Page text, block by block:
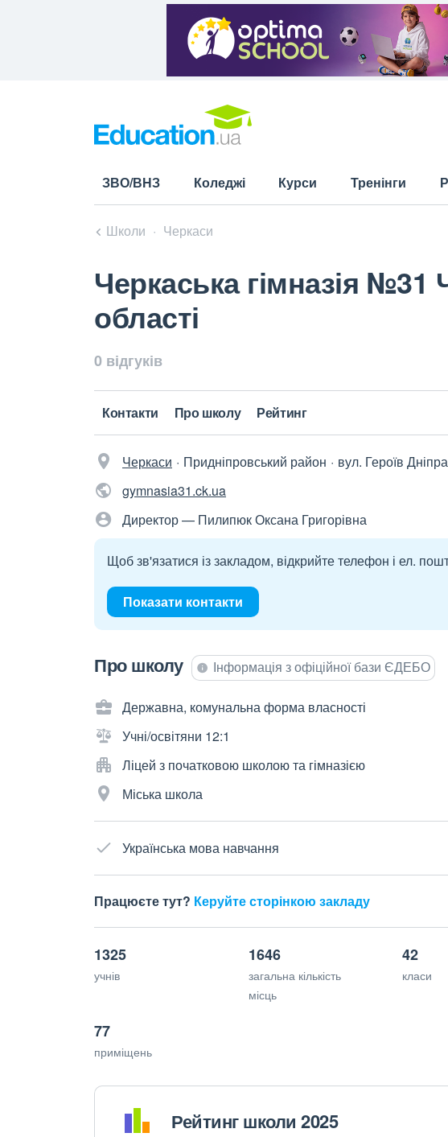
ЗВО/ВНЗ Коледжі Курси Тренінги
Школи Черкаси
Черкаська гімназія №31
області
0 відгуків
Контакти Про школу Рейтинг
Черкаси Придніпровський район вул. Героїв
gymnasia31.ck.ua
Директор — Пилипюк Оксана Григорівна
Щоб зв'язатися із закладом, відкрийте телефон і ел.
Показати контакти
Про школу Інформація з офіційної бази ЄДЕБО
Державна, комунальна форма власності
Учні/освітяни 12:1
Ліцей з початковою школою та гімназією
Міська школа
Українська мова навчання
Працюєте тут? Керуйте сторінкою закладу
1325
учнів
1646
загальна кількість
місць
42
класи
77
приміщень
Рейтинг школи 2025